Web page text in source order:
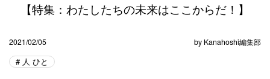
【特集：わたしたちの未来はここからだ！】
2021/02/05 by Kanahoshi編集部
人 ひと